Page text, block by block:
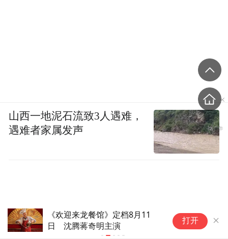
拥抱AI转型与精品化，天桥短剧
的“突围样本”
打开
山西一地泥石流致3人遇难，
遇难者家属发声